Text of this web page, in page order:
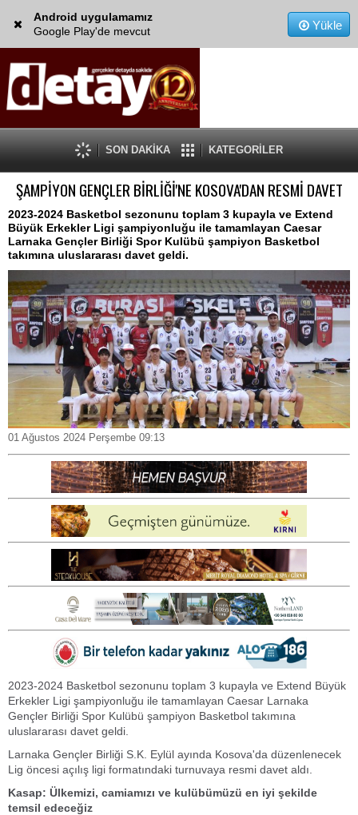
Android uygulamamız
Google Play'de mevcut
Yükle
SON DAKİKA KATEGORİLER
ŞAMPİYON GENÇLER BİRLİĞİ'NE KOSOVA'DAN RESMİ DAVET
2023-2024 Basketbol sezonunu toplam 3 kupayla ve Extend
Büyük Erkekler Ligi şampiyonluğu ile tamamlayan Caesar
Larnaka Gençler Birliği Spor Kulübü şampiyon Basketbol
takımına uluslararası davet geldi.
01 Ağustos 2024 Perşembe 09:13
2023-2024 Basketbol sezonunu toplam 3 kupayla ve Extend Büyük
Erkekler Ligi şampiyonluğu ile tamamlayan Caesar Larnaka
Gençler Birliği Spor Kulübü şampiyon Basketbol takımına
uluslararası davet geldi.
Larnaka Gençler Birliği S.K. Eylül ayında Kosova'da düzenlenecek
Lig öncesi açılış ligi formatındaki turnuvaya resmi davet aldı.
Kasap: Ülkemizi, camiamızı ve kulübümüzü en iyi şekilde
temsil edeceğiz